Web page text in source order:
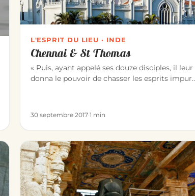
L'ESPRIT DU LIEU · INDE
Chennai & St Thomas
« Puis, ayant appelé ses douze disciples, il leur
donna le pouvoir de chasser les esprits impurs
30 septembre 2017·1 min